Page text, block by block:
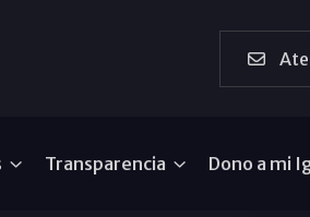
Transparencia Dono a mi